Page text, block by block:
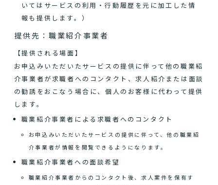
いてはサービスの利用・行動履歴を元に加工した情
報も提供します。）
提供先：職業紹介事業者
【提供される場面】
お申込みいただいたサービスの提供に伴って他の職業紹
介事業者が求職者へのコンタクト、求人紹介または面談
の勧誘をおこなう場合に、個人のお客様に代わって提供
します。
職業紹介事業者による求職者へのコンタクト
お申込みいただいたサービスの提供に伴って、他の職業紹
介事業者が情報を閲覧できるようになります。
職業紹介事業者への面談希望
職業紹介事業者からのコンタクト後、求人案件を保有す